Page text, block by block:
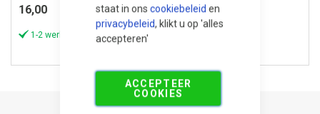
staat in ons cookiebeleid en
privacybeleid, klikt u op 'alles
accepteren'
ACCEPTEER
COOKIES
16,00
1-2 werkdagen
199,00